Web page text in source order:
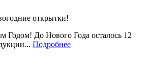
До Нового Года осталось 12
Подробнее